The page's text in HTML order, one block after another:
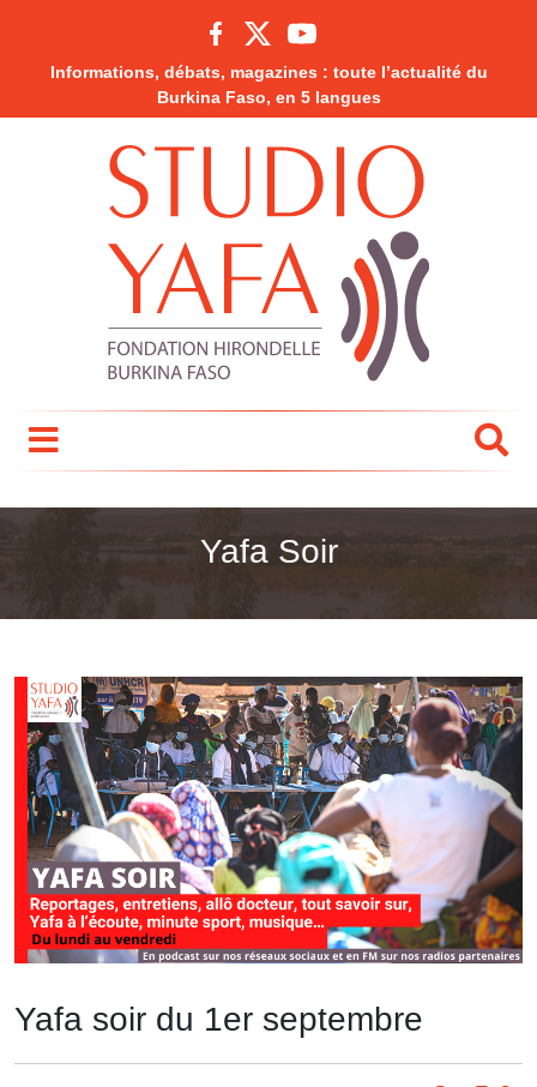
Informations, débats, magazines : toute l’actualité du
Burkina Faso, en 5 langues
Yafa Soir
Yafa soir du 1er septembre